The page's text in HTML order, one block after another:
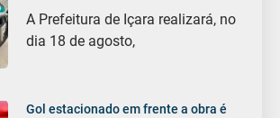
A Prefeitura de Içara realizará, no
dia 18 de agosto,
Gol estacionado em frente a obra é